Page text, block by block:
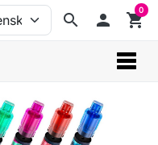
search person shopping_cart
0